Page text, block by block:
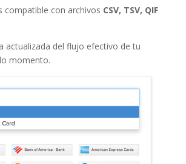
compatible con archivos CSV, TSV, QIF
actualizada del flujo efectivo de tu
momento.